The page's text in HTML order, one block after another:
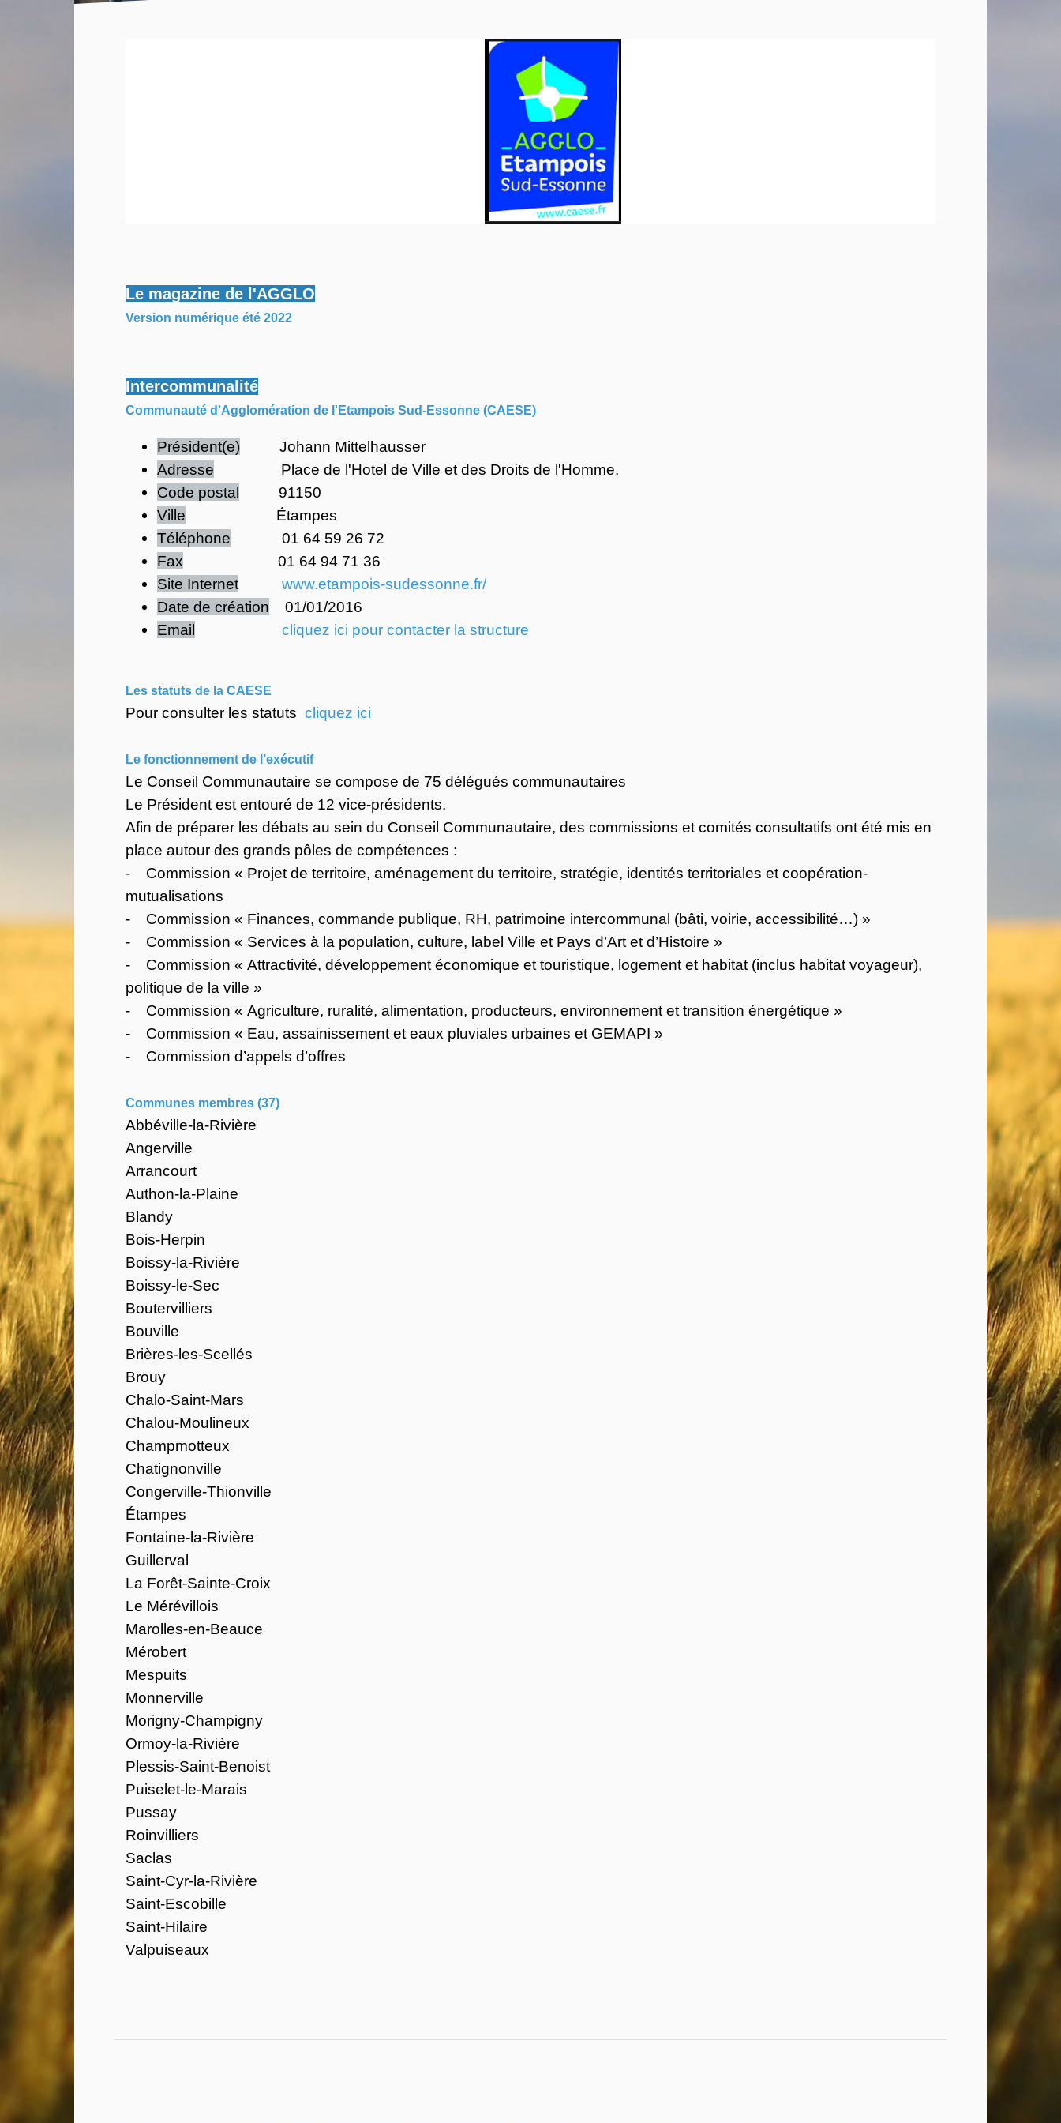
Le magazine de l'AGGLO
Version numérique été 2022
Intercommunalité
Communauté d'Agglomération de l'Etampois Sud-Essonne (CAESE)
Président(e) Johann Mittelhausser
Adresse Place de l'Hotel de Ville et des Droits de l'Homme,
Code postal 91150
Ville Étampes
Téléphone 01 64 59 26 72
Fax 01 64 94 71 36
Site Internet
www.etampois-sudessonne.fr/
Date de création 01/01/2016
Email
cliquez ici pour contacter la structure
Les statuts de la CAESE
Pour consulter les statutscliquez ici
Le fonctionnement de l’exécutif
Le Conseil Communautaire se compose de 75 délégués communautaires
Le Président est entouré de 12 vice-présidents.
Afin de préparer les débats au sein du Conseil Communautaire, des commissions et comités consultatifs ont été mis en
place autour des grands pôles de compétences :
- Commission « Projet de territoire, aménagement du territoire, stratégie, identités territoriales et coopération-
mutualisations
- Commission « Finances, commande publique, RH, patrimoine intercommunal (bâti, voirie, accessibilité…) »
- Commission « Services à la population, culture, label Ville et Pays d’Art et d’Histoire »
- Commission « Attractivité, développement économique et touristique, logement et habitat (inclus habitat voyageur),
politique de la ville »
- Commission « Agriculture, ruralité, alimentation, producteurs, environnement et transition énergétique »
- Commission « Eau, assainissement et eaux pluviales urbaines et GEMAPI »
- Commission d’appels d’offres
Communes membres (37)
Abbéville-la-Rivière
Angerville
Arrancourt
Authon-la-Plaine
Blandy
Bois-Herpin
Boissy-la-Rivière
Boissy-le-Sec
Boutervilliers
Bouville
Brières-les-Scellés
Brouy
Chalo-Saint-Mars
Chalou-Moulineux
Champmotteux
Chatignonville
Congerville-Thionville
Étampes
Fontaine-la-Rivière
Guillerval
La Forêt-Sainte-Croix
Le Mérévillois
Marolles-en-Beauce
Mérobert
Mespuits
Monnerville
Morigny-Champigny
Ormoy-la-Rivière
Plessis-Saint-Benoist
Puiselet-le-Marais
Pussay
Roinvilliers
Saclas
Saint-Cyr-la-Rivière
Saint-Escobille
Saint-Hilaire
Valpuiseaux